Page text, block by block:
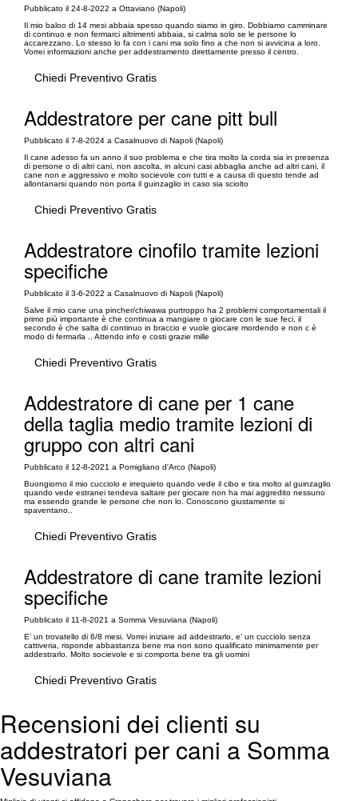
Pubblicato il 24-8-2022 a Ottaviano (Napoli)
Il mio baloo di 14 mesi abbaia spesso quando siamo in giro. Dobbiamo camminare
di continuo e non fermarci altrimenti abbaia, si calma solo se le persone lo
accarezzano. Lo stesso lo fa con i cani ma solo fino a che non si avvicina a loro.
Vorrei informazioni anche per addestramento direttamente presso il centro.
Chiedi Preventivo Gratis
Addestratore per cane pitt bull
Pubblicato il 7-8-2024 a Casalnuovo di Napoli (Napoli)
Il cane adesso fa un anno il suo problema e che tira molto la corda sia in presenza
di persone o di altri cani, non ascolta, in alcuni casi abbaglia anche ad altri cani, il
cane non e aggressivo e molto socievole con tutti e a causa di questo tende ad
allontanarsi quando non porta il guinzaglio in caso sia sciolto
Chiedi Preventivo Gratis
Addestratore cinofilo tramite lezioni
specifiche
Pubblicato il 3-6-2022 a Casalnuovo di Napoli (Napoli)
Salve il mio cane una pincher/chiwawa purtroppo ha 2 problemi comportamentali il
primo più importante è che continua a mangiare o giocare con le sue feci, il
secondo è che salta di continuo in braccio e vuole giocare mordendo e non c è
modo di fermarla .. Attendo info e costi grazie mille
Chiedi Preventivo Gratis
Addestratore di cane per 1 cane
della taglia medio tramite lezioni di
gruppo con altri cani
Pubblicato il 12-8-2021 a Pomigliano d'Arco (Napoli)
Buongiorno il mio cucciolo e irrequieto quando vede il cibo e tira molto al guinzaglio
quando vede estranei tendeva saltare per giocare non ha mai aggredito nessuno
ma essendo grande le persone che non lo. Conoscono giustamente si
spaventano..
Chiedi Preventivo Gratis
Addestratore di cane tramite lezioni
specifiche
Pubblicato il 11-8-2021 a Somma Vesuviana (Napoli)
E’ un trovatello di 6/8 mesi. Vorrei iniziare ad addestrarlo, e’ un cucciolo senza
cattiveria, risponde abbastanza bene ma non sono qualificato minimamente per
addestrarlo. Molto socievole e si comporta bene tra gli uomini
Chiedi Preventivo Gratis
Recensioni dei clienti su
addestratori per cani a Somma
Vesuviana